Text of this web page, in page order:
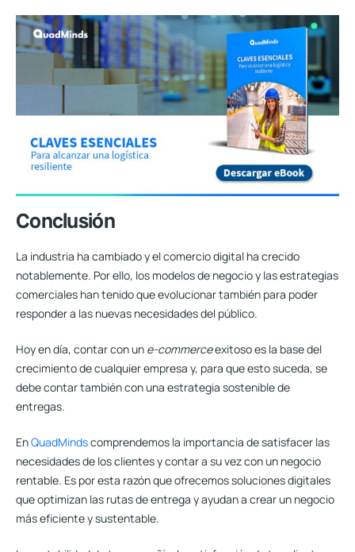
Conclusión
La industria ha cambiado y el comercio digital ha crecido
notablemente. Por ello, los modelos de negocio y las estrategias
comerciales han tenido que evolucionar también para poder
responder a las nuevas necesidades del público.
Hoy en día, contar con un e-commerceexitoso es la base del
crecimiento de cualquier empresa y, para que esto suceda, se
debe contar también con una estrategia sostenible de
entregas.
EnQuadMindscomprendemos la importancia de satisfacer las
necesidades de los clientes y contar a su vez con un negocio
rentable. Es por esta razón que ofrecemos soluciones digitales
que optimizan las rutas de entrega y ayudan a crear un negocio
más eficiente y sustentable.